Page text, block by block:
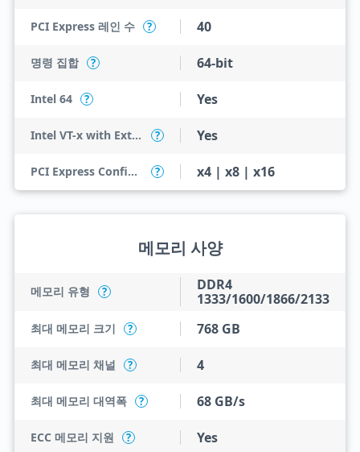
PCI Express 레인 수 ? 40
명령 집합 ? 64-bit
Intel 64 ? Yes
Intel VT-x with Extended Page Tables (EPT) ? Yes
PCI Express Configurations ? x4 | x8 | x16
메모리 사양
메모리 유형 ?
DDR4
1333/1600/1866/2133
최대 메모리 크기 ? 768 GB
최대 메모리 채널 ? 4
최대 메모리 대역폭 ? 68 GB/s
ECC 메모리 지원 ? Yes